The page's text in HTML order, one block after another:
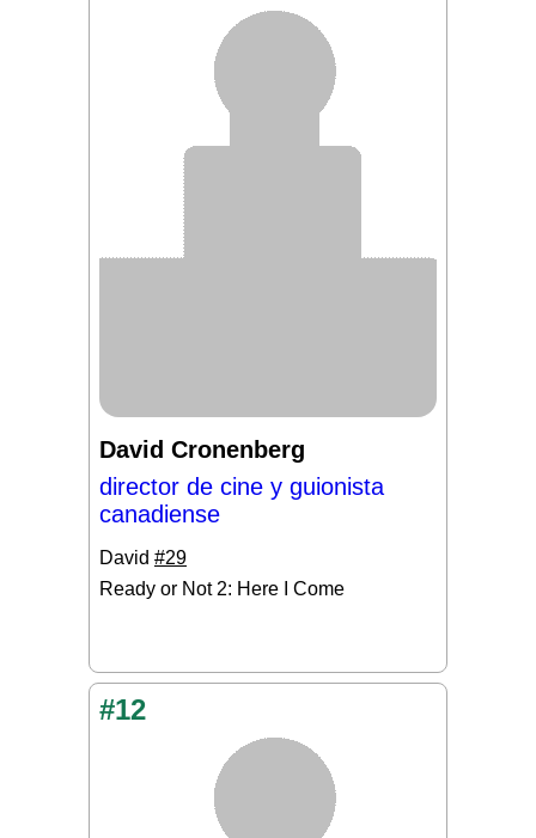
David Cronenberg
director de cine y guionista
canadiense
David #29
Ready or Not 2: Here I Come
#12